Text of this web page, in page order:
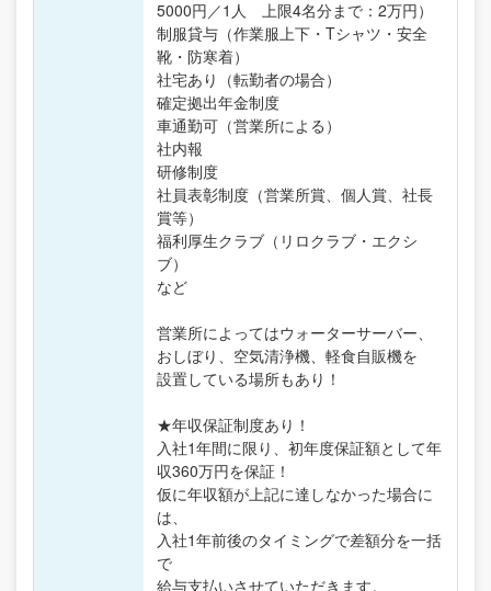
5000円／1人 上限4名分まで：2万円）
制服貸与（作業服上下・Tシャツ・安全
靴・防寒着）
社宅あり（転勤者の場合）
確定拠出年金制度
車通勤可（営業所による）
社内報
研修制度
社員表彰制度（営業所賞、個人賞、社長
賞等）
福利厚生クラブ（リロクラブ・エクシ
ブ）
など
営業所によってはウォーターサーバー、
おしぼり、空気清浄機、軽食自販機を
設置している場所もあり！
★年収保証制度あり！
入社1年間に限り、初年度保証額として年
収360万円を保証！
仮に年収額が上記に達しなかった場合に
は、
入社1年前後のタイミングで差額分を一括
で
給与支払いさせていただきます。